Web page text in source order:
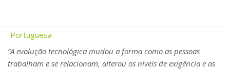
“A evolução tecnológica mudou a forma como as pessoas
trabalham e se relacionam, alterou os níveis de exigência e as